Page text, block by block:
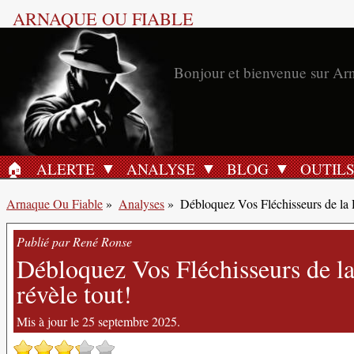
ARNAQUE OU FIABLE
ACCUEIL
🏠︎ ALERTE ANALYSE BLOG OUTILS
Arnaque Ou Fiable» Analyses» Débloquez Vos Fléchisseurs de
Publié par René Ronse
Débloquez Vos Fléchisseurs de
révèle tout!
Mis à jour le 25 septembre 2025.